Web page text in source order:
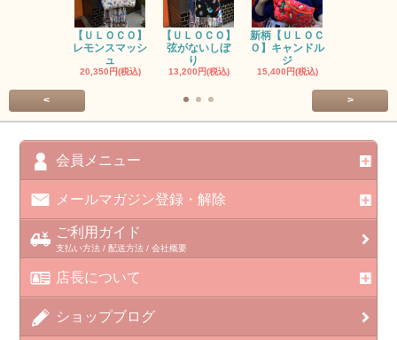
【ＵＬＯＣＯ】
レモンスマッシ
ュ
20,350円(税込)
【ＵＬＯＣＯ】
弦がないしぼ
り
13,200円(税込)
新柄【ＵＬＯＣ
Ｏ】キャンドル
ジ
15,400円(税込)
< >
会員メニュー
メールマガジン登録・解除
ご利用ガイド
支払い方法 / 配送方法 / 会社概要
店長について
ショップブログ